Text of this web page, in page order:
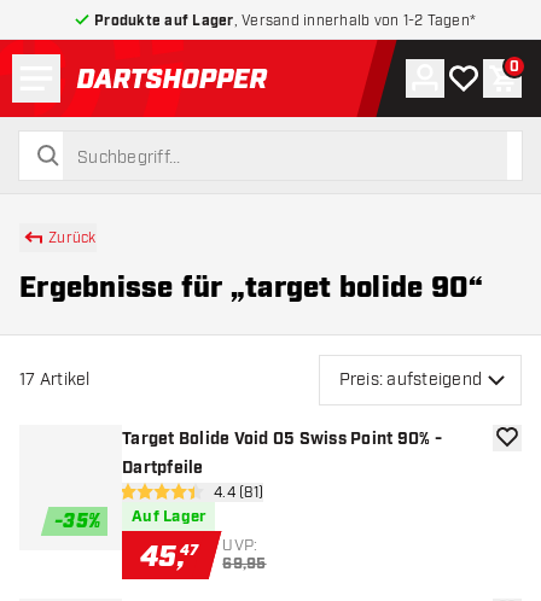
Produkte auf Lager , Versand innerhalb von 1-2 Tagen*
zurück zur Startseite
suchen
suchen
Konto
Meine 0
Zurück
Ergebnisse für „target bolide 90“
17 Artikel Preis: aufsteigend
-35%
Target Bolide Void 05 Swiss Point 90% -
Dartpfeile
Bewertungsbereich öffnen
4.4 Bewertungssterne
4.4 (81)
Auf Lager
45,47 UVP:
69,95
Zur